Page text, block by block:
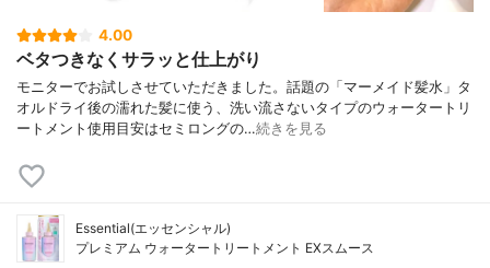
4.00
ベタつきなくサラッと仕上がり
モニターでお試しさせていただきました。話題の「マーメイド髪水」タ
オルドライ後の濡れた髪に使う、洗い流さないタイプのウォータートリ
ートメント使用目安はセミロングの…続きを見る
Essential(エッセンシャル)
プレミアム ウォータートリートメント EXスムース